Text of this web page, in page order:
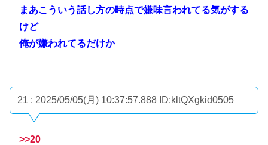
まあこういう話し方の時点で嫌味言われてる気がする
けど
俺が嫌われてるだけか
21 : 2025/05/05(月) 10:37:57.888 ID:kltQXgkid0505
>>20